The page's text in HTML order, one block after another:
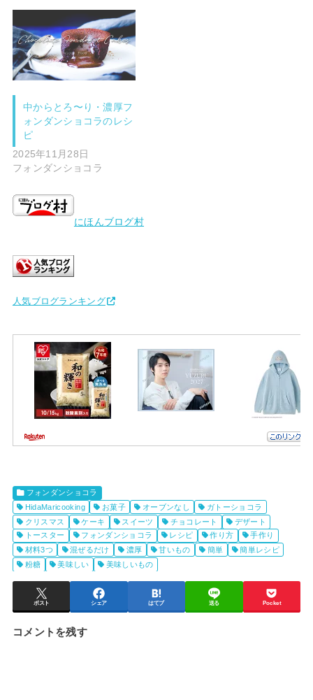
中からとろ〜り・濃厚フ
ォンダンショコラのレシ
ピ
2025年11月28日
フォンダンショコラ
にほんブログ村
人気ブログランキング
フォンダンショコラ
HidaMaricooking
お菓子 オーブンなし
ガトーショコラ
クリスマス
ケーキ スイーツ チョコレート
デザート
トースター
フォンダンショコラ レシピ 作り方
手作り
材料3つ
混ぜるだけ 濃厚 甘いもの 簡単
簡単レシピ
粉糖
美味しい 美味しいもの
ポスト シェア はてブ 送る Pocket
コメントを残す